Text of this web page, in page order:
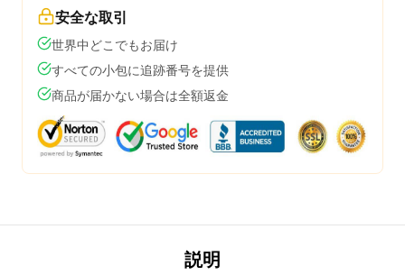
安全な取引
世界中どこでもお届け
すべての小包に追跡番号を提供
商品が届かない場合は全額返金
説明